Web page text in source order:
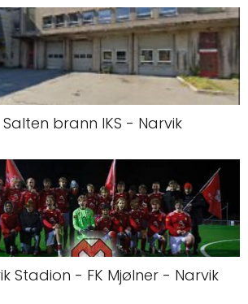
Salten brann IKS - Narvik
Stadion - FK Mjølner - Narvik